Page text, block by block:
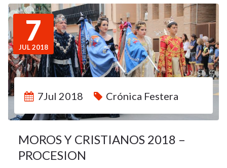
7
JUL 2018
7Jul 2018 Crónica Festera
MOROS Y CRISTIANOS 2018 –
PROCESION